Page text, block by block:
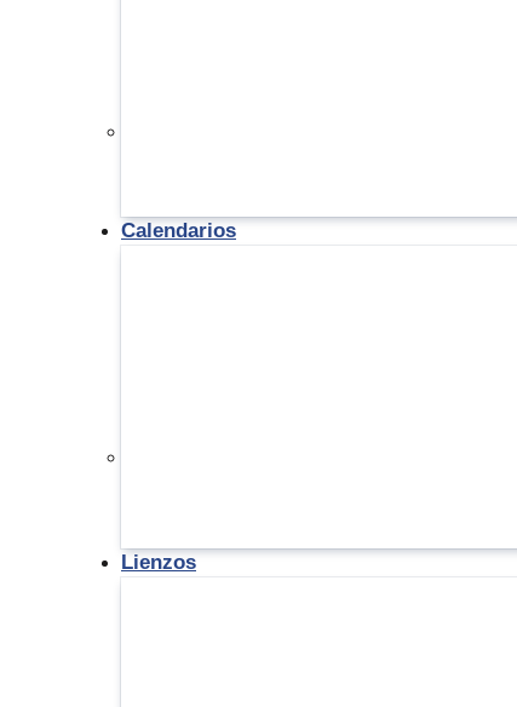
Calendarios
Lienzos